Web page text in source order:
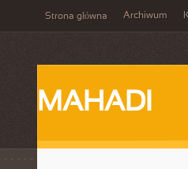
Strona główna Archiwum
MAHADI